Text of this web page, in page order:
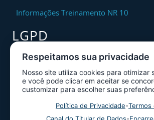
Informações Treinamento NR 10
LGPD
Encarregado DPO
Canal de Atendimento ao Titular dos
Dados
Política de Privacidade
Respeitamos sua privacidade
Nosso site utiliza cookies para otimizar
e você pode clicar em aceitar se
customizar para escolher suas
Política de Privacidade-Termos